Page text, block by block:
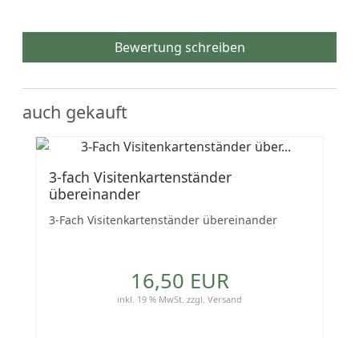
Bewertung schreiben
auch gekauft
3-fach Visitenkartenständer
übereinander
3-Fach Visitenkartenständer übereinander
16,50 EUR
inkl. 19 % MwSt. zzgl. Versand